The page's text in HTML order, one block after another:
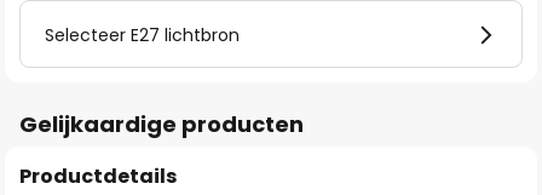
Selecteer E27 lichtbron
Gelijkaardige producten
Productdetails